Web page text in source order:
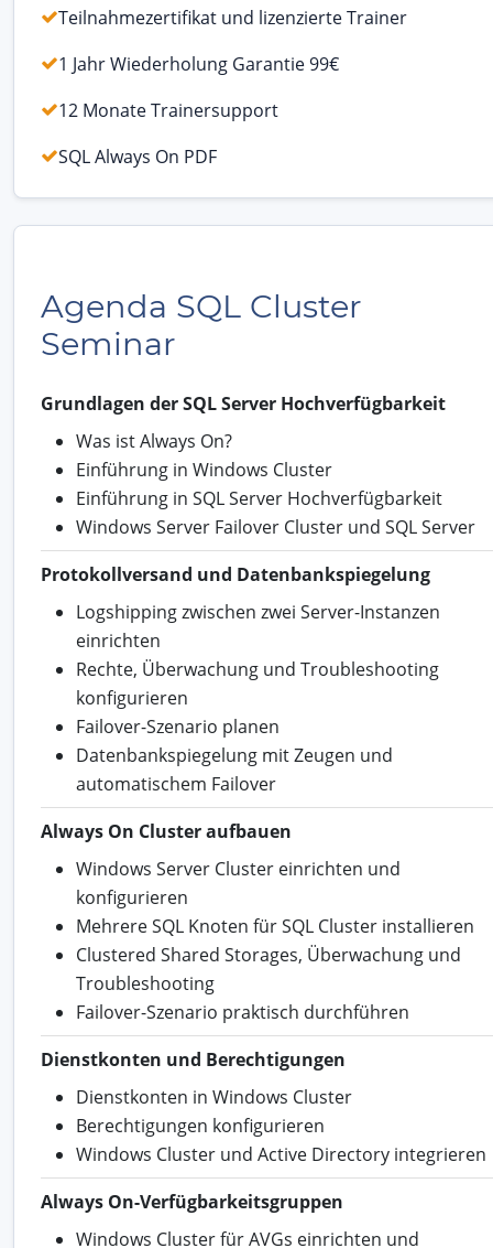
Teilnahmezertifikat und lizenzierte Trainer
1 Jahr Wiederholung Garantie 99€
12 Monate Trainersupport
SQL Always On PDF
Agenda SQL Cluster
Seminar
Grundlagen der SQL Server Hochverfügbarkeit
Was ist Always On?
Einführung in Windows Cluster
Einführung in SQL Server Hochverfügbarkeit
Windows Server Failover Cluster und SQL Server
Protokollversand und Datenbankspiegelung
Logshipping zwischen zwei Server-Instanzen
einrichten
Rechte, Überwachung und Troubleshooting
konfigurieren
Failover-Szenario planen
Datenbankspiegelung mit Zeugen und
automatischem Failover
Always On Cluster aufbauen
Windows Server Cluster einrichten und
konfigurieren
Mehrere SQL Knoten für SQL Cluster installieren
Clustered Shared Storages, Überwachung und
Troubleshooting
Failover-Szenario praktisch durchführen
Dienstkonten und Berechtigungen
Dienstkonten in Windows Cluster
Berechtigungen konfigurieren
Windows Cluster und Active Directory integrieren
Always On-Verfügbarkeitsgruppen
Windows Cluster für AVGs einrichten und